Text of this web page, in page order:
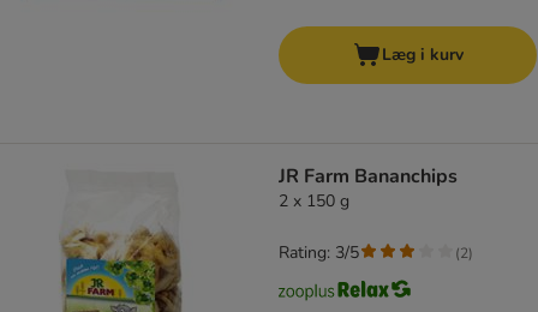
Læg i kurv
JR Farm Bananchips
2 x 150 g
Rating: 3/5 (2)